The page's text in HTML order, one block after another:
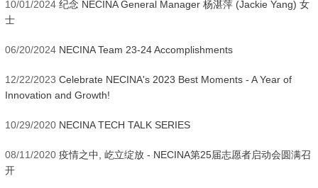
10/01/2024 纪念 NECINA General Manager 杨湛萍 (Jackie Yang) 女
士
06/20/2024 NECINA Team 23-24 Accomplishments
12/22/2023 Celebrate NECINA's 2023 Best Moments - A Year of
Innovation and Growth!
10/29/2020 NECINA TECH TALK SERIES
08/11/2020 疫情之中, 屹立绽放 - NECINA第25届志愿者启动会圆满召
开